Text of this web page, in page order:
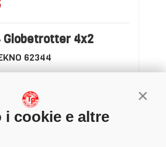
i cookie e altre
Globetrotter 4x2
62344